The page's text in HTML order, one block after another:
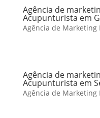
Agência de
Acupunturista em
Agência de Marketing
Agência de
Acupunturista em
Agência de Marketing